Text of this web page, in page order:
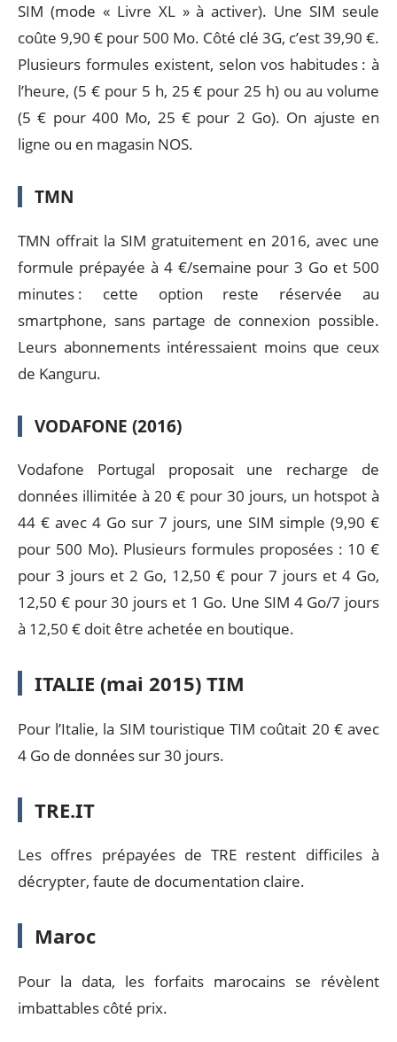
SIM (mode « Livre XL » à activer). Une SIM seule
coûte 9,90 € pour 500 Mo. Côté clé 3G, c’est 39,90 €.
Plusieurs formules existent, selon vos habitudes : à
l’heure, (5 € pour 5 h, 25 € pour 25 h) ou au volume
(5 € pour 400 Mo, 25 € pour 2 Go). On ajuste en
ligne ou en magasin NOS.
TMN
TMN offrait la SIM gratuitement en 2016, avec une
formule prépayée à 4 €/semaine pour 3 Go et 500
minutes : cette option reste réservée au
smartphone, sans partage de connexion possible.
Leurs abonnements intéressaient moins que ceux
de Kanguru.
VODAFONE (2016)
Vodafone Portugal proposait une recharge de
données illimitée à 20 € pour 30 jours, un hotspot à
44 € avec 4 Go sur 7 jours, une SIM simple (9,90 €
pour 500 Mo). Plusieurs formules proposées : 10 €
pour 3 jours et 2 Go, 12,50 € pour 7 jours et 4 Go,
12,50 € pour 30 jours et 1 Go. Une SIM 4 Go/7 jours
à 12,50 € doit être achetée en boutique.
ITALIE (mai 2015) TIM
Pour l’Italie, la SIM touristique TIM coûtait 20 € avec
4 Go de données sur 30 jours.
TRE.IT
Les offres prépayées de TRE restent difficiles à
décrypter, faute de documentation claire.
Maroc
Pour la data, les forfaits marocains se révèlent
imbattables côté prix.